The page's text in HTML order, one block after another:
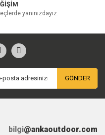
yanınızdayız.
GÖNDER
bilgi@ankaoutdoor.com